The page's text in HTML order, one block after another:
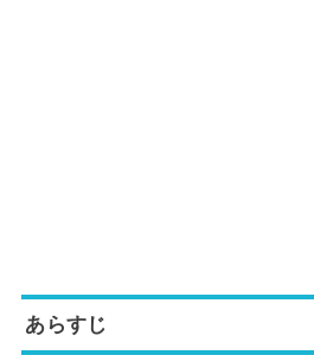
あらすじ